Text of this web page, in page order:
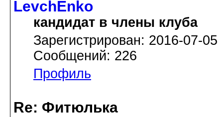
LevchEnko
кандидат в члены клуба
Зарегистрирован: 2016-07-05
Сообщений: 226
Профиль
Re: Фитюлька